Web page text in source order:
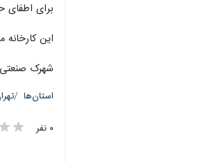
برای اطفای حریق این کارخانه
این کارخانه مبلمان سازی با
شهرک صنعتی شمس آباد در ۴۵ کیلومتری
استان‌ها
۰ نفر